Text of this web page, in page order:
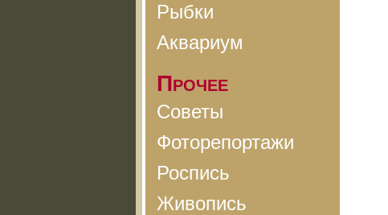
Рыбки
Аквариум
Прочее
Советы
Фоторепортажи
Роспись
Живопись